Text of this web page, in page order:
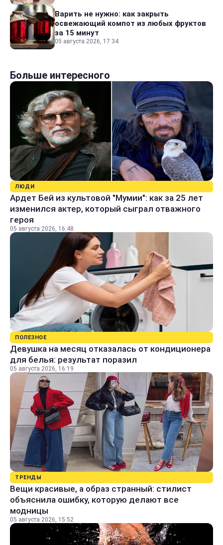
Варить не нужно: как закрыть
освежающий компот из любых фруктов
за 15 минут
05 августа 2026, 17:34
Больше интересного
ЛЮДИ
Ардет Бей из культовой "Мумии": как за 25 лет
изменился актер, который сыграл отважного
героя
05 августа 2026, 16:48
ПОЛЕЗНОЕ
Девушка на месяц отказалась от кондиционера
для белья: результат поразил
05 августа 2026, 16:19
ТРЕНДЫ
Вещи красивые, а образ странный: стилист
объяснила ошибку, которую делают все
модницы
05 августа 2026, 15:52